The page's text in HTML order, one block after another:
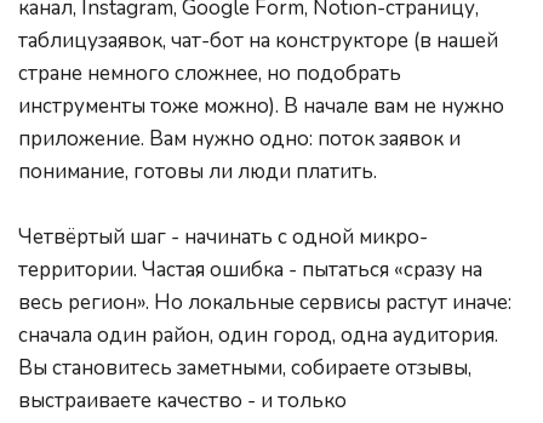
канал, Instagram, Google Form, Notion-страницу,
таблицузаявок, чат-бот на конструкторе (в нашей
стране немного сложнее, но подобрать
инструменты тоже можно). В начале вам не нужно
приложение. Вам нужно одно: поток заявок и
понимание, готовы ли люди платить.
Четвёртый шаг - начинать с одной микро-
территории. Частая ошибка - пытаться «сразу на
весь регион». Но локальные сервисы растут иначе:
сначала один район, один город, одна аудитория.
Вы становитесь заметными, собираете отзывы,
выстраиваете качество - и только